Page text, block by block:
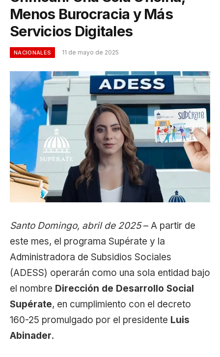
Menos Burocracia y Más
Servicios Digitales
NACIONALES 11 de mayo de 2025
Santo Domingo, abril de 2025– A partir de
este mes, el programa Supérate y la
Administradora de Subsidios Sociales
(ADESS) operarán como una sola entidad bajo
el nombre Dirección de Desarrollo Social
Supérate, en cumplimiento con el decreto
160-25 promulgado por el presidente Luis
Abinader.